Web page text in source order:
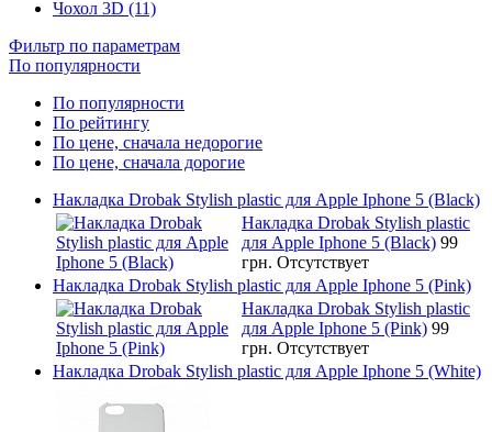
Чохол 3D (11)
Фильтр по параметрам
По популярности
По популярности
По рейтингу
По цене, сначала недорогие
По цене, сначала дорогие
Накладка Drobak Stylish plastic для Apple Iphone 5 (Black)
Накладка Drobak Stylish plastic
для Apple Iphone 5 (Black) 99
грн. Отсутствует
Накладка Drobak Stylish plastic для Apple Iphone 5 (Pink)
Накладка Drobak Stylish plastic
для Apple Iphone 5 (Pink) 99
грн. Отсутствует
Накладка Drobak Stylish plastic для Apple Iphone 5 (White)